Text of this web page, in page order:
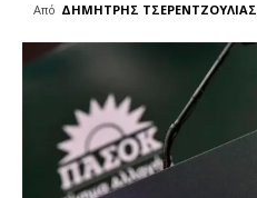
Από ΔΗΜΗΤΡΗΣ ΤΣΕΡΕΝΤΖΟΥΛΙΑΣ